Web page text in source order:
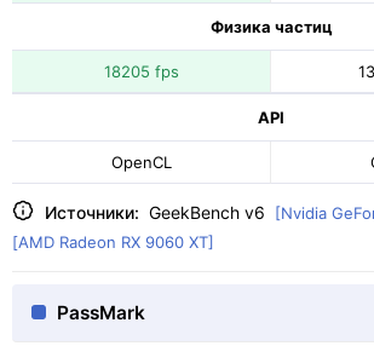
Физика частиц
18205 fps
API
OpenCL
Источники: GeekBench v6 [Nvidia
[AMD Radeon RX 9060 XT]
PassMark